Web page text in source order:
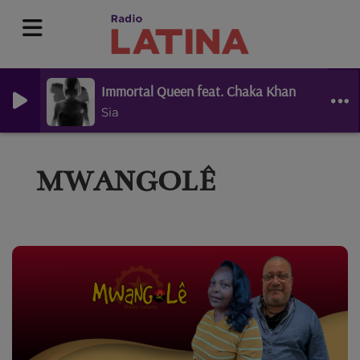
Immortal Queen feat. Chaka Khan
Sia
MWANGOLÊ